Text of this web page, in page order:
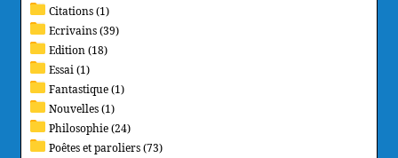
Citations (1)
Ecrivains (39)
Edition (18)
Essai (1)
Fantastique (1)
Nouvelles (1)
Philosophie (24)
Poêtes et paroliers (73)